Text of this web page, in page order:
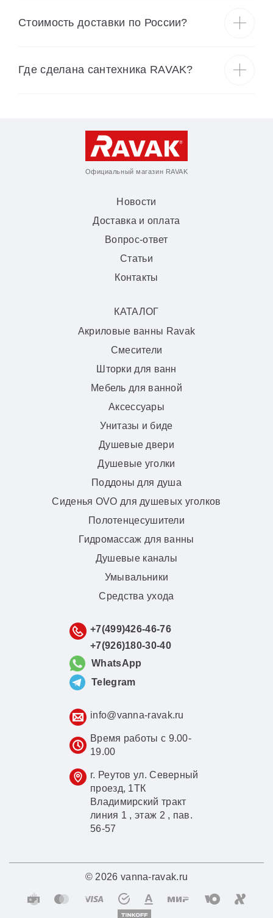
Cтоимость доставки по России?
Где сделана сантехника RAVAK?
Официальный магазин RAVAK
Новости
Доставка и оплата
Вопрос-ответ
Статьи
Контакты
КАТАЛОГ
Акриловые ванны Ravak
Смесители
Шторки для ванн
Мебель для ванной
Аксессуары
Унитазы и биде
Душевые двери
Душевые уголки
Поддоны для душа
Сиденья OVO для душевых уголков
Полотенцесушители
Гидромассаж для ванны
Душевые каналы
Умывальники
Средства ухода
+7(499)426-46-76
+7(926)180-30-40
WhatsApp
Telegram
info@vanna-ravak.ru
Время работы с 9.00-
19.00
г. Реутов ул. Северный
проезд, 1ТК
Владимирский тракт
линия 1 , этаж 2 , пав.
56-57
© 2026 vanna-ravak.ru